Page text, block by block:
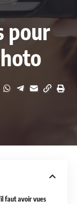
pour
faut avoir vues